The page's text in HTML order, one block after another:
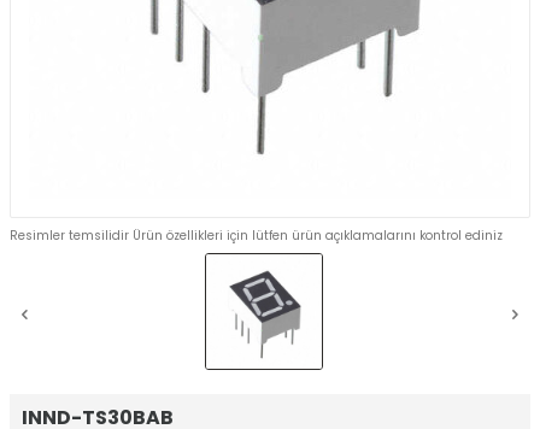
INND-TS30BAB
Resimler temsilidir Ürün özellikleri için lütfen ürün açıklamalarını kontrol ediniz